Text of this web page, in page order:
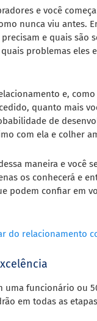
e você
nunca viu antes.
e quais são
problemas eles
e,
quanto mais
de
com ela e colher
maneira e você
os conhecerá e
podem confiar em
do relacionamento
uma funcionário ou
em todas as